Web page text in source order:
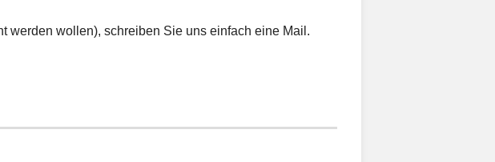
werden wollen), schreiben Sie uns einfach eine Mail.